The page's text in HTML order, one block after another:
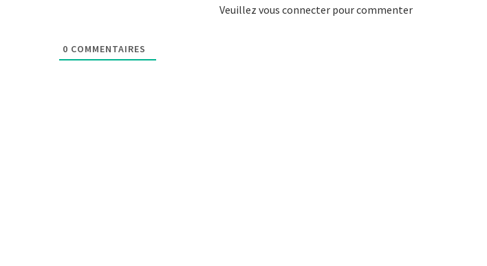
Veuillez vous connecter pour commenter
0 COMMENTAIRES